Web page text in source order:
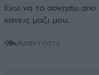
Εχω να το ασκησω απο
κανεις μαζι μου.
Απαντήστε